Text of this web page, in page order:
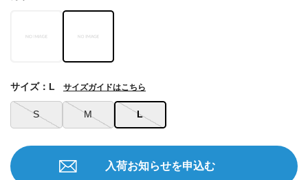
S M L
サイズ：L サイズガイドはこちら
入荷お知らせを申込む